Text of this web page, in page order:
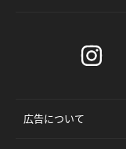
広告について